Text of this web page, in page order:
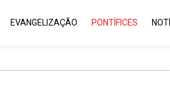
EVANGELIZAÇÃO PONTÍFICES